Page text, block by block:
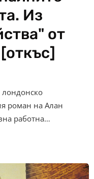
Из
от
лондонско
роман на Алан
работна…